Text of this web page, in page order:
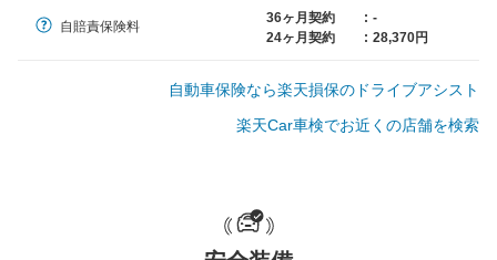
クラウン、アルファード、フォレ
自賠責保険料
36ヶ月契約 : -
24ヶ月契約
: 28,370円
自動車保険なら楽天損保のドライブアシスト
楽天Car車検でお近くの店舗を検索